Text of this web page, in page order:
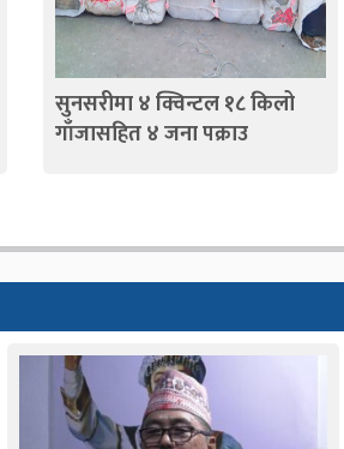
सुनसरीमा ४ क्विन्टल १८ किलो
गाँजासहित ४ जना पक्राउ